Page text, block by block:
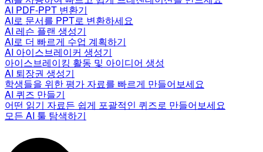
AI PDF-PPT 변환기
AI로 문서를 PPT로 변환하세요
AI 레슨 플랜 생성기
AI로 더 빠르게 수업 계획하기
AI 아이스브레이커 생성기
아이스브레이킹 활동 및 아이디어 생성
AI 퇴장권 생성기
학생들을 위한 평가 자료를 빠르게 만들어보세요
AI 퀴즈 만들기
어떤 읽기 자료든 쉽게 포괄적인 퀴즈로 만들어보세요
모든 AI 툴 탐색하기